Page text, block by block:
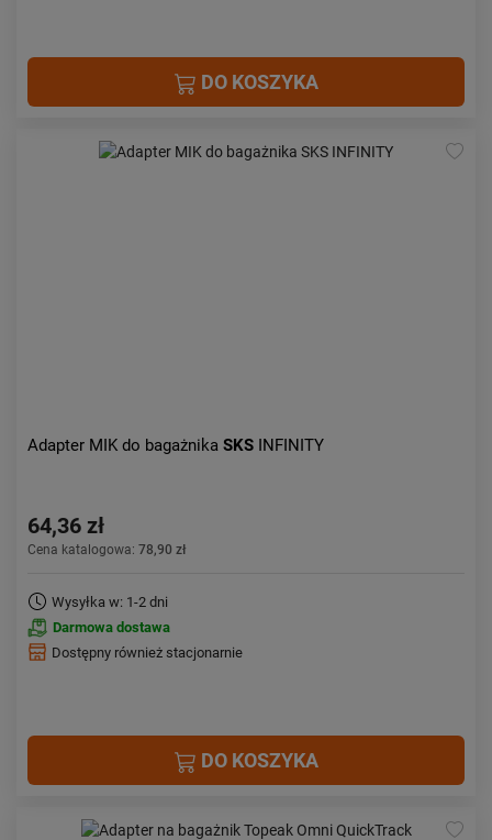
DO KOSZYKA
Adapter MIK do bagażnika SKS INFINITY
64,36 zł
Cena katalogowa: 78,90 zł
Wysyłka w: 1-2 dni
Darmowa dostawa
Dostępny również stacjonarnie
DO KOSZYKA